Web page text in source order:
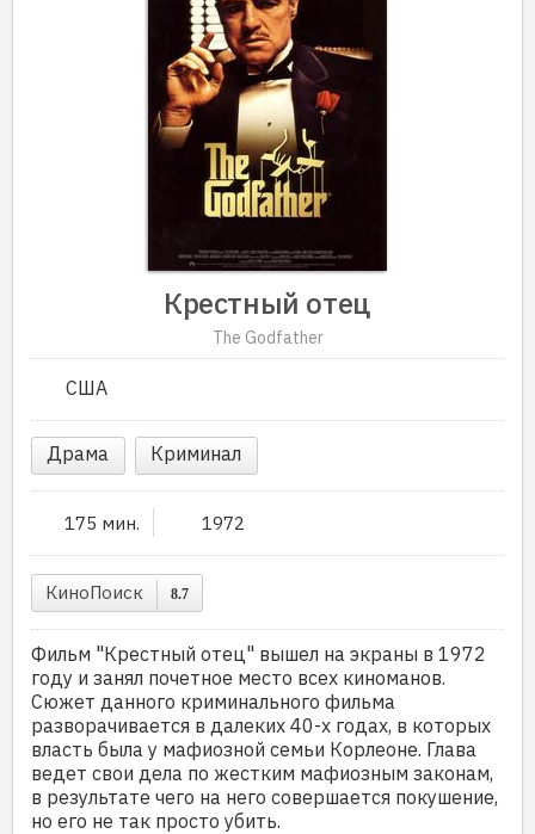
Крестный отец
The Godfather
США
Драма Криминал
175 мин. 1972
КиноПоиск 8.7
Фильм "Крестный отец" вышел на экраны в 1972
году и занял почетное место всех киноманов.
Сюжет данного криминального фильма
разворачивается в далеких 40-х годах, в которых
власть была у мафиозной семьи Корлеоне. Глава
ведет свои дела по жестким мафиозным законам,
в результате чего на него совершается покушение,
но его не так просто убить.